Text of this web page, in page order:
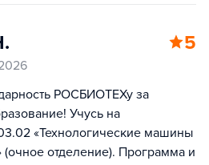
5
РОСБИОТЕХу за
Учусь на
«Технологические машины
(очное отделение). Программа и